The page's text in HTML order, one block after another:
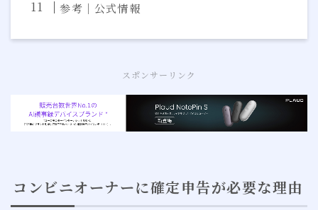
参考｜公式情報
スポンサーリンク
コンビニオーナーに確定申告が必要な理由